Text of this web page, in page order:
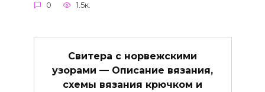
0 1.5к.
Свитера с норвежскими
узорами — Описание вязания,
схемы вязания крючком и